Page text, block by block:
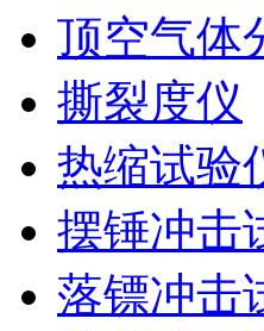
顶空气体
撕裂度仪
热缩试验
摆锤冲击
落镖冲击